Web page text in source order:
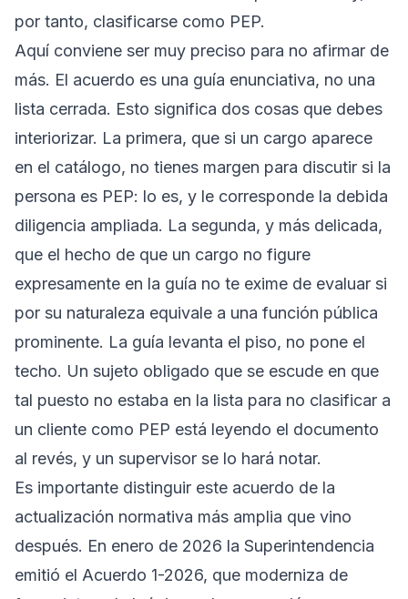
por tanto, clasificarse como PEP.
Aquí conviene ser muy preciso para no afirmar de
más. El acuerdo es una guía enunciativa, no una
lista cerrada. Esto significa dos cosas que debes
interiorizar. La primera, que si un cargo aparece
en el catálogo, no tienes margen para discutir si la
persona es PEP: lo es, y le corresponde la debida
diligencia ampliada. La segunda, y más delicada,
que el hecho de que un cargo no figure
expresamente en la guía no te exime de evaluar si
por su naturaleza equivale a una función pública
prominente. La guía levanta el piso, no pone el
techo. Un sujeto obligado que se escude en que
tal puesto no estaba en la lista para no clasificar a
un cliente como PEP está leyendo el documento
al revés, y un supervisor se lo hará notar.
Es importante distinguir este acuerdo de la
actualización normativa más amplia que vino
después. En enero de 2026 la Superintendencia
emitió el Acuerdo 1-2026, que moderniza de